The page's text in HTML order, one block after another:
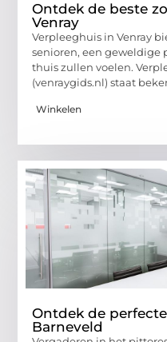
Ontdek de beste
Venray
Verpleeghuis in Venray
senioren, een geweldige
thuis zullen voelen.
(venraygids.nl) staat
Winkelen
Ontdek de
Barneveld